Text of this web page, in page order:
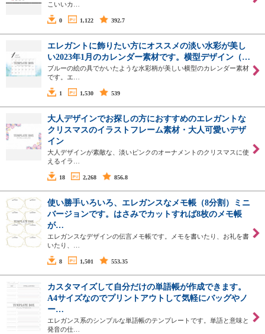
こいいカ…
0 1,122 392.7
エレガントに飾りたい方にオススメの淡い水彩が美し
い2023年1月のカレンダー素材です。横型デザイン（…
ブルーの絵の具でかいたような水彩柄が美しい横型のカレンダー素材
です。エ…
1 1,530 539
大人デザインでお探しの方におすすめのエレガントな
クリスマスのイラストフレーム素材・大人可愛いデザ
イン
大人デザインが素敵な、淡いピンクのオーナメントのクリスマスに使
えるイラ…
18 2,268 856.8
使い勝手いろいろ、エレガンスなメモ帳（8分割）ミニ
バージョンです。はさみでカットすれば8枚のメモ帳
が…
エレガンスなデザインの伝言メモ帳です。メモを書いたり、お礼を書
いたり、…
8 1,501 553.35
カスタマイズして自分だけの単語帳が作成できます。
A4サイズなのでプリントアウトして気軽にバッグやノ
ー…
エレガンス系のシンプルな単語帳のテンプレートです。単語と意味と
発音の仕…